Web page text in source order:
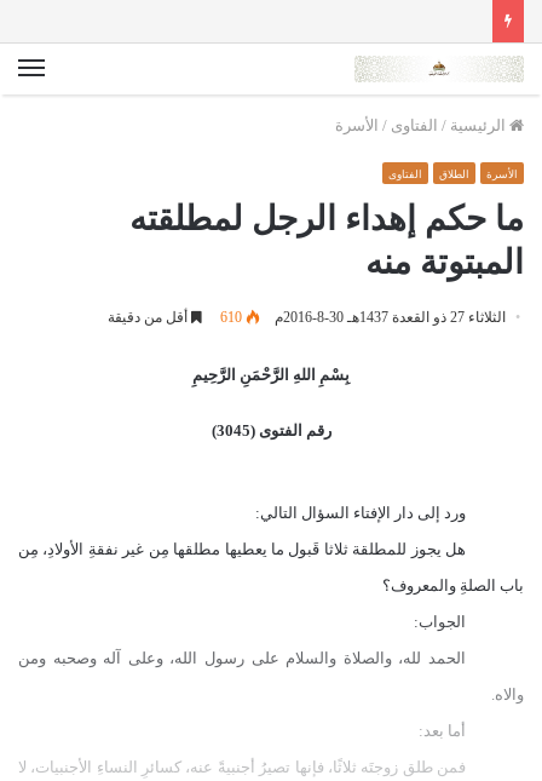
الرئيسية / الفتاوى / الأسرة
الأسرة الطلاق الفتاوى
ما حكم إهداء الرجل لمطلقته
المبتوتة منه
الثلاثاء 27 ذو القعدة 1437هـ 30-8-2016م 610 أقل من دقيقة
بِسْمِ اللهِ الرَّحْمَنِ الرَّحِيمِ
رقم الفتوى (3045)
ورد إلى دار الإفتاء السؤال التالي:
هل يجوز للمطلقة ثلاثا قَبول ما يعطيها مطلقها مِن غير نفقةِ الأولادِ، مِن
باب الصلةِ والمعروف؟
الجواب:
الحمد لله، والصلاة والسلام على رسول الله، وعلى آله وصحبه ومن
والاه.
أما بعد:
فمن طلق زوجتَه ثلاثًا، فإنها تصيرُ أجنبيةً عنه، كسائرِ النساءِ الأجنبيات، لا